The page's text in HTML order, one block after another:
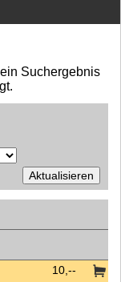
von Eur 0,--
Suchergebnis
10,--